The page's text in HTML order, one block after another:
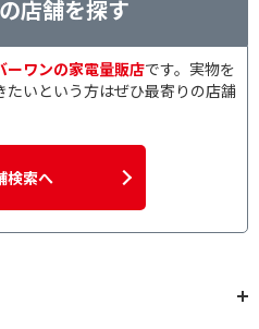
店舗を探す
ーワンの家電量販店です。実物を
いという方はぜひ最寄りの店舗
検索へ